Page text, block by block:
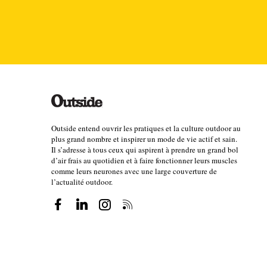
Outside entend ouvrir les pratiques et la culture outdoor au
plus grand nombre et inspirer un mode de vie actif et sain.
Il s’adresse à tous ceux qui aspirent à prendre un grand bol
d’air frais au quotidien et à faire fonctionner leurs muscles
comme leurs neurones avec une large couverture de
l’actualité outdoor.